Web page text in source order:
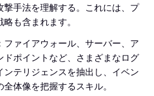
撃手法を理解する。これには、プ
も含まれます。
ファイアウォール、サーバー、ア
ドポイントなど、さまざまなログ
ンテリジェンスを抽出し、イベン
体像を把握するスキル。